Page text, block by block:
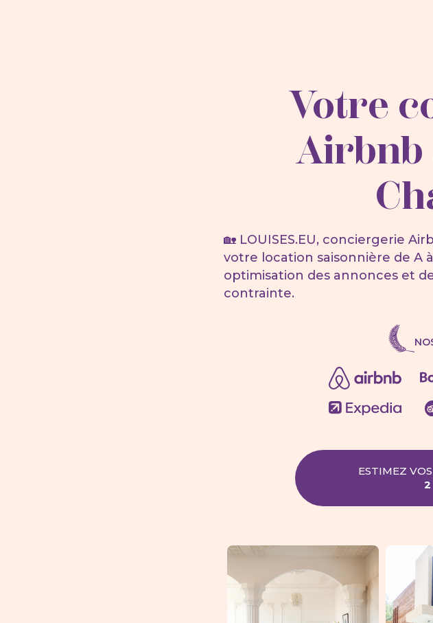
Votre
Airbnb
🏡 LOUISES.EU, conciergerie
votre location saisonnière de A
optimisation des annonces et
contrainte.
ESTIMEZ
2